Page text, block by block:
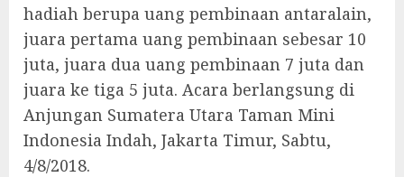
hadiah berupa uang pembinaan antaralain,
juara pertama uang pembinaan sebesar 10
juta, juara dua uang pembinaan 7 juta dan
juara ke tiga 5 juta. Acara berlangsung di
Anjungan Sumatera Utara Taman Mini
Indonesia Indah, Jakarta Timur, Sabtu,
4/8/2018.